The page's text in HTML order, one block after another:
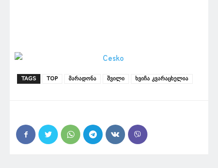
TAGS TOP მარადონა შვილი ხვიჩა კვარაცხელია